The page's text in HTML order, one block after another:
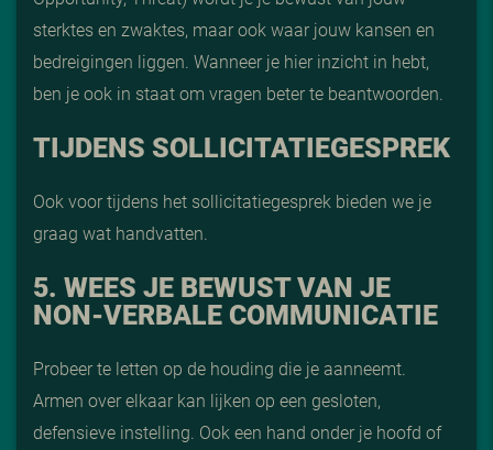
sterktes en zwaktes, maar ook waar jouw kansen en
bedreigingen liggen. Wanneer je hier inzicht in hebt,
ben je ook in staat om vragen beter te beantwoorden.
TIJDENS SOLLICITATIEGESPREK
Ook voor tijdens het sollicitatiegesprek bieden we je
graag wat handvatten.
5. WEES JE BEWUST VAN JE
NON-VERBALE COMMUNICATIE
Probeer te letten op de houding die je aanneemt.
Armen over elkaar kan lijken op een gesloten,
defensieve instelling. Ook een hand onder je hoofd of